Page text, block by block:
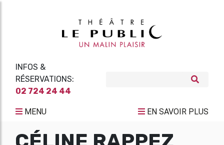
INFOS &
RÉSERVATIONS:
02 724 24 44
MENU EN SAVOIR PLUS